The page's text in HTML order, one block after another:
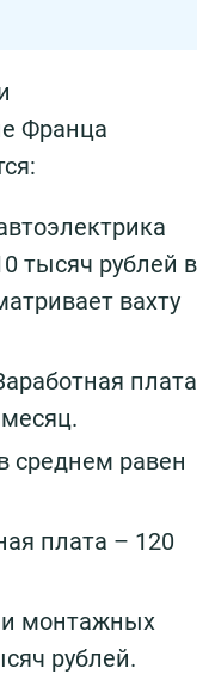
Франца
тысяч рублей в
вахту
плата
среднем равен
плата – 120
и монтажных
рублей.